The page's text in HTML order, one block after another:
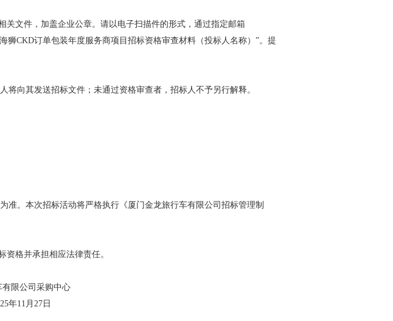
文件，加盖企业公章。请以电子扫描件的形式，通过指定邮箱
狮CKD订单包装年度服务商项目招标资格审查材料（投标人名称）”。提
向其发送招标文件；未通过资格审查者，招标人不予另行解释。
。本次招标活动将严格执行《厦门金龙旅行车有限公司招标管理制
格并承担相应法律责任。
中心